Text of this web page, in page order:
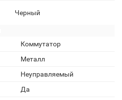
Черный
Коммутатор
Металл
Неуправляемый
Да